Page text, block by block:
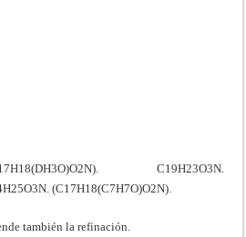
C19H23O3N.
(C17H18(C7H7O)O2N).
también la refinación.